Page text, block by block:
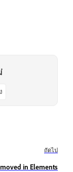
ถัดไป
in Elements